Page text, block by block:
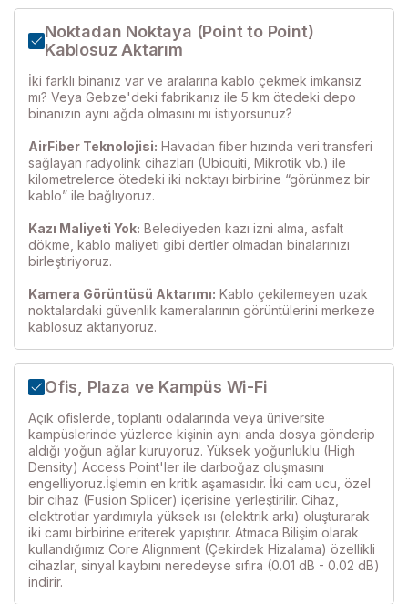
Noktadan Noktaya (Point to Point)
Kablosuz Aktarım
İki farklı binanız var ve aralarına kablo çekmek imkansız
mı? Veya Gebze'deki fabrikanız ile 5 km ötedeki depo
binanızın aynı ağda olmasını mı istiyorsunuz?
AirFiber Teknolojisi: Havadan fiber hızında veri transferi
sağlayan radyolink cihazları (Ubiquiti, Mikrotik vb.) ile
kilometrelerce ötedeki iki noktayı birbirine “görünmez bir
kablo” ile bağlıyoruz.
Kazı Maliyeti Yok: Belediyeden kazı izni alma, asfalt
dökme, kablo maliyeti gibi dertler olmadan binalarınızı
birleştiriyoruz.
Kamera Görüntüsü Aktarımı: Kablo çekilemeyen uzak
noktalardaki güvenlik kameralarının görüntülerini merkeze
kablosuz aktarıyoruz.
Ofis, Plaza ve Kampüs Wi-Fi
Açık ofislerde, toplantı odalarında veya üniversite
kampüslerinde yüzlerce kişinin aynı anda dosya gönderip
aldığı yoğun ağlar kuruyoruz. Yüksek yoğunluklu (High
Density) Access Point'ler ile darboğaz oluşmasını
engelliyoruz.İşlemin en kritik aşamasıdır. İki cam ucu, özel
bir cihaz (Fusion Splicer) içerisine yerleştirilir. Cihaz,
elektrotlar yardımıyla yüksek ısı (elektrik arkı) oluşturarak
iki camı birbirine eriterek yapıştırır. Atmaca Bilişim olarak
kullandığımız Core Alignment (Çekirdek Hizalama) özellikli
cihazlar, sinyal kaybını neredeyse sıfıra (0.01 dB - 0.02 dB)
indirir.